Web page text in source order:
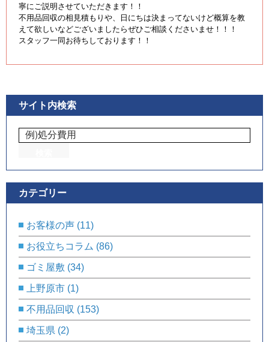
寧にご説明させていただきます！！
不用品回収の相見積もりや、日にちは決まってないけど概算を教
えて欲しいなどございましたらぜひご相談くださいませ！！！
スタッフ一同お待ちしております！！
サイト内検索
カテゴリー
お客様の声 (11)
お役立ちコラム (86)
ゴミ屋敷 (34)
上野原市 (1)
不用品回収 (153)
埼玉県 (2)